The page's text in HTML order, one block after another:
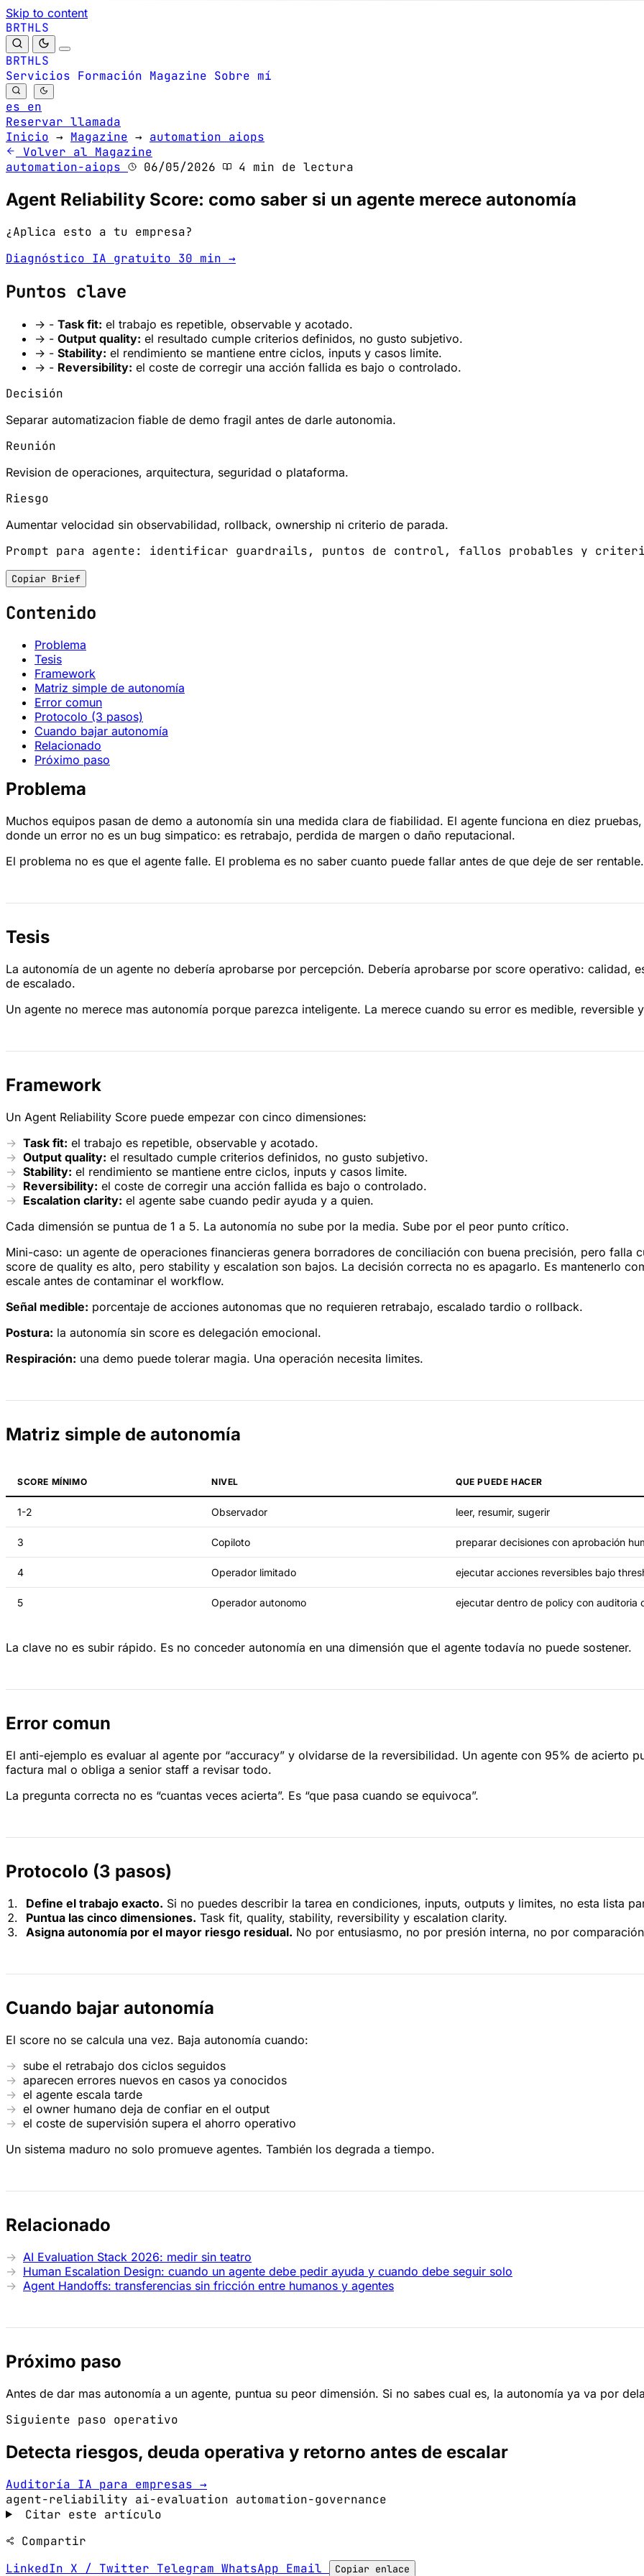
Skip to content
BRTHLS
BRTHLS
Servicios Formación Magazine Sobre mí
es en
Reservar llamada
Inicio → Magazine → automation aiops
Volver al Magazine
automation-aiops
06/05/2026 4 min de lectura
Agent Reliability Score: como saber si un agente merece autonomía
¿Aplica esto a tu empresa?
Diagnóstico IA gratuito 30 min →
Puntos clave
→ - Task fit: el trabajo es repetible, observable y acotado.
→ - Output quality: el resultado cumple criterios definidos, no gusto subjetivo.
→ - Stability: el rendimiento se mantiene entre ciclos, inputs y casos limite.
→ - Reversibility: el coste de corregir una acción fallida es bajo o controlado.
Decisión
Separar automatizacion fiable de demo fragil antes de darle autonomia.
Reunión
Revision de operaciones, arquitectura, seguridad o plataforma.
Riesgo
Aumentar velocidad sin observabilidad, rollback, ownership ni criterio de parada.
Prompt para agente: identificar guardrails, puntos de control, fallos probables y
Copiar Brief
Contenido
Problema
Tesis
Framework
Matriz simple de autonomía
Error comun
Protocolo (3 pasos)
Cuando bajar autonomía
Relacionado
Próximo paso
Problema
Muchos equipos pasan de demo a autonomía sin una medida clara de fiabilidad. El agente funciona en diez
donde un error no es un bug simpatico: es retrabajo, perdida de margen o daño reputacional.
El problema no es que el agente falle. El problema es no saber cuanto puede fallar antes de que deje de ser rentable.
Tesis
La autonomía de un agente no debería aprobarse por percepción. Debería aprobarse por score operativo: calidad,
de escalado.
Un agente no merece mas autonomía porque parezca inteligente. La merece cuando su error es medible, reversible
Framework
Un Agent Reliability Score puede empezar con cinco dimensiones:
Task fit: el trabajo es repetible, observable y acotado.
Output quality: el resultado cumple criterios definidos, no gusto subjetivo.
Stability: el rendimiento se mantiene entre ciclos, inputs y casos limite.
Reversibility: el coste de corregir una acción fallida es bajo o controlado.
Escalation clarity: el agente sabe cuando pedir ayuda y a quien.
Cada dimensión se puntua de 1 a 5. La autonomía no sube por la media. Sube por el peor punto crítico.
Mini-caso: un agente de operaciones financieras genera borradores de conciliación con buena precisión, pero falla
score de quality es alto, pero stability y escalation son bajos. La decisión correcta no es apagarlo. Es mantenerlo
escale antes de contaminar el workflow.
Señal medible: porcentaje de acciones autonomas que no requieren retrabajo, escalado tardio o rollback.
Postura: la autonomía sin score es delegación emocional.
Respiración: una demo puede tolerar magia. Una operación necesita limites.
Matriz simple de autonomía
SCORE MÍNIMO NIVEL QUE PUEDE HACER
1-2 Observador leer, resumir, sugerir
3 Copiloto preparar decisiones con aprobación
4 Operador limitado ejecutar acciones reversibles bajo
5 Operador autonomo ejecutar dentro de policy con auditoria
La clave no es subir rápido. Es no conceder autonomía en una dimensión que el agente todavía no puede sostener.
Error comun
El anti-ejemplo es evaluar al agente por “accuracy” y olvidarse de la reversibilidad. Un agente con 95% de acierto
factura mal o obliga a senior staff a revisar todo.
La pregunta correcta no es “cuantas veces acierta”. Es “que pasa cuando se equivoca”.
Protocolo (3 pasos)
Define el trabajo exacto. Si no puedes describir la tarea en condiciones, inputs, outputs y limites, no esta lista
Puntua las cinco dimensiones. Task fit, quality, stability, reversibility y escalation clarity.
Asigna autonomía por el mayor riesgo residual. No por entusiasmo, no por presión interna, no por
Cuando bajar autonomía
El score no se calcula una vez. Baja autonomía cuando:
sube el retrabajo dos ciclos seguidos
aparecen errores nuevos en casos ya conocidos
el agente escala tarde
el owner humano deja de confiar en el output
el coste de supervisión supera el ahorro operativo
Un sistema maduro no solo promueve agentes. También los degrada a tiempo.
Relacionado
AI Evaluation Stack 2026: medir sin teatro
Human Escalation Design: cuando un agente debe pedir ayuda y cuando debe seguir solo
Agent Handoffs: transferencias sin fricción entre humanos y agentes
Próximo paso
Antes de dar mas autonomía a un agente, puntua su peor dimensión. Si no sabes cual es, la autonomía ya va por
Siguiente paso operativo
Detecta riesgos, deuda operativa y retorno antes de escalar
Auditoría IA para empresas →
agent-reliability ai-evaluation automation-governance
Citar este artículo
Compartir
LinkedIn X / Twitter Telegram WhatsApp Email Copiar enlace